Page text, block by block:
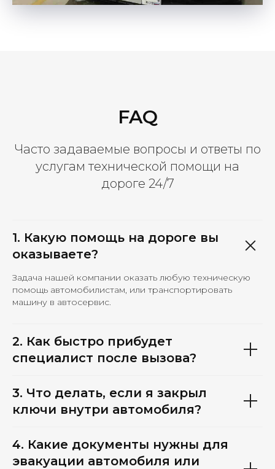
FAQ
Часто задаваемые вопросы и ответы по
услугам технической помощи на
дороге 24/7
1. Какую помощь на дороге вы
оказываете?
Задача нашей компании оказать любую техническую
помощь автомобилистам, или транспортировать
машину в автосервис.
2. Как быстро прибудет
специалист после вызова?
3. Что делать, если я закрыл
ключи внутри автомобиля?
4. Какие документы нужны для
эвакуации автомобиля или